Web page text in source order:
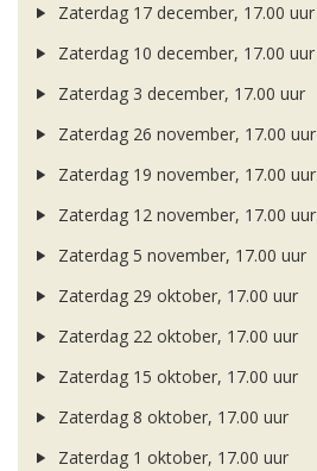
Zaterdag 17 december, 17.00 uur
Zaterdag 10 december, 17.00 uur
Zaterdag 3 december, 17.00 uur
Zaterdag 26 november, 17.00 uur
Zaterdag 19 november, 17.00 uur
Zaterdag 12 november, 17.00 uur
Zaterdag 5 november, 17.00 uur
Zaterdag 29 oktober, 17.00 uur
Zaterdag 22 oktober, 17.00 uur
Zaterdag 15 oktober, 17.00 uur
Zaterdag 8 oktober, 17.00 uur
Zaterdag 1 oktober, 17.00 uur